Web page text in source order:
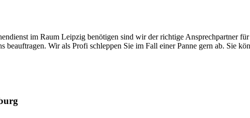
im Raum Leipzig benötigen sind wir der richtige Ansprechpartner
beauftragen. Wir als Profi schleppen Sie im Fall einer Panne gern ab. Sie